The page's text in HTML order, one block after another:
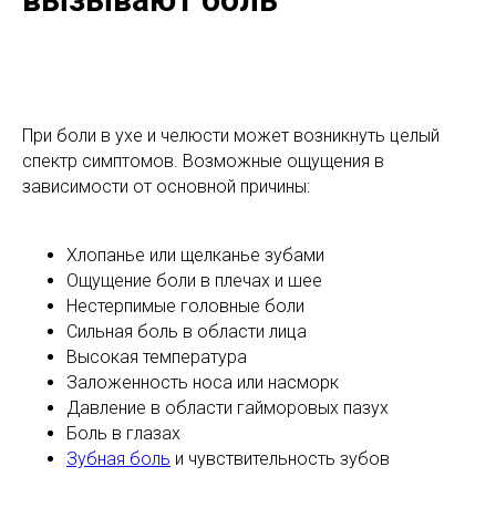
При боли в ухе и челюсти может возникнуть целый
спектр симптомов. Возможные ощущения в
зависимости от основной причины:
Хлопанье или щелканье зубами
Ощущение боли в плечах и шее
Нестерпимые головные боли
Сильная боль в области лица
Высокая температура
Заложенность носа или насморк
Давление в области гайморовых пазух
Боль в глазах
Зубная боль и чувствительность зубов